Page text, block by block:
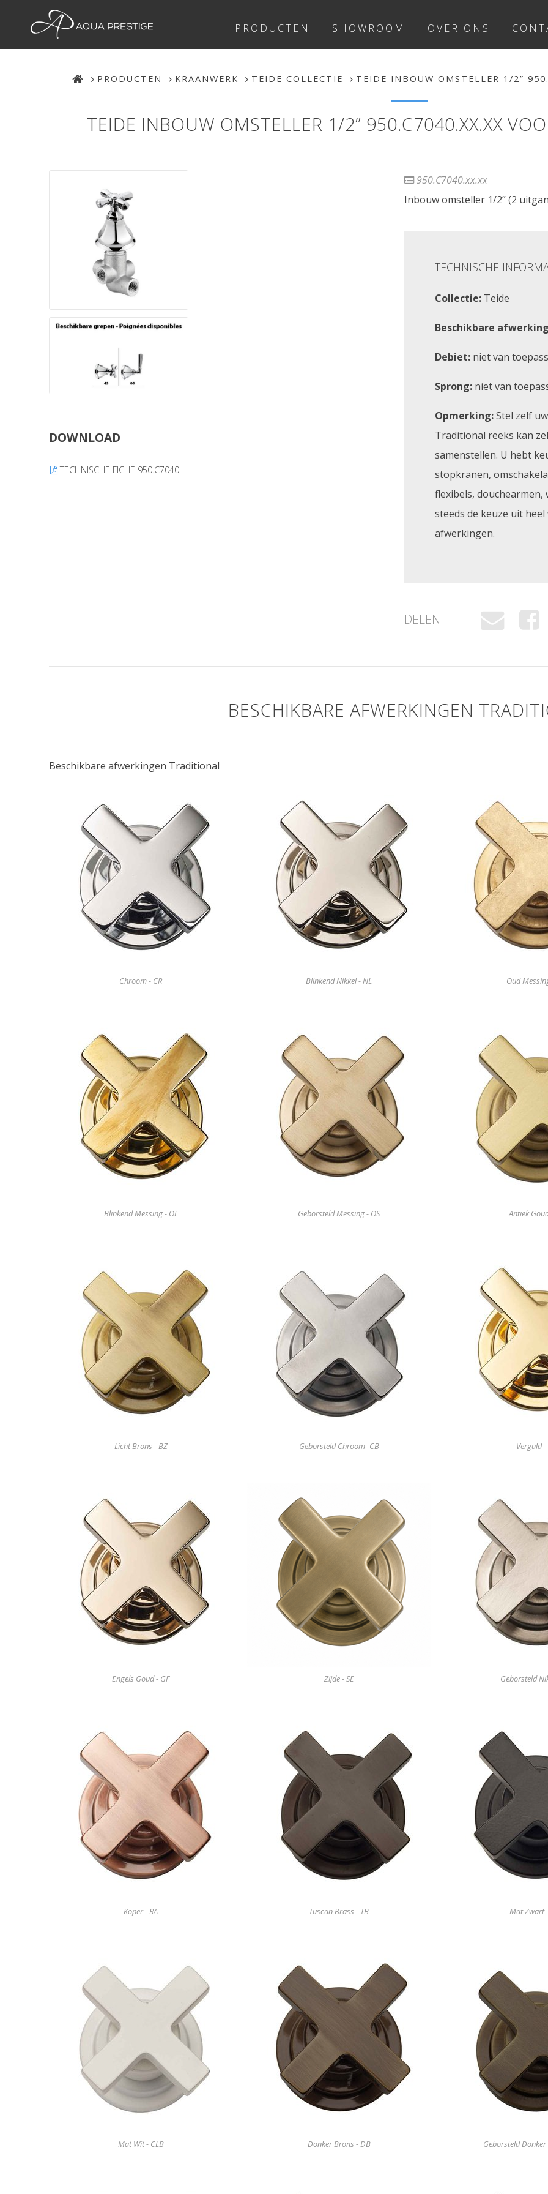
PRODUCTEN SHOWROOM OVER ONS
PRODUCTEN KRAANWERK TEIDE COLLECTIE TEIDE INBOUW OMSTELLER 1/2”
TEIDE INBOUW OMSTELLER 1/2” 950.C7040.XX.XX
DOWNLOAD
TECHNISCHE FICHE 950.C7040
950.C7040.xx.xx
Inbouw omsteller 1/2” (2
TECHNISCHE
Collectie:Teide
Beschikbare
Debiet:niet van
Sprong:niet van
Opmerking:Stel zelf
Traditional reeks kan
samenstellen. U hebt
stopkranen,
flexibels, douchearmen,
steeds de keuze uit
afwerkingen.
DELEN
BESCHIKBARE AFWERKINGEN
Beschikbare afwerkingen Traditional
Chroom - CR Blinkend Nikkel - NL Oud
Blinkend Messing - OL Geborsteld Messing - OS Antiek
Licht Brons - BZ Geborsteld Chroom -CB Verguld -
Engels Goud - GF Zijde - SE Geborsteld
Koper - RA Tuscan Brass - TB Mat Zwart
Mat Wit - CLB Donker Brons - DB Geborsteld